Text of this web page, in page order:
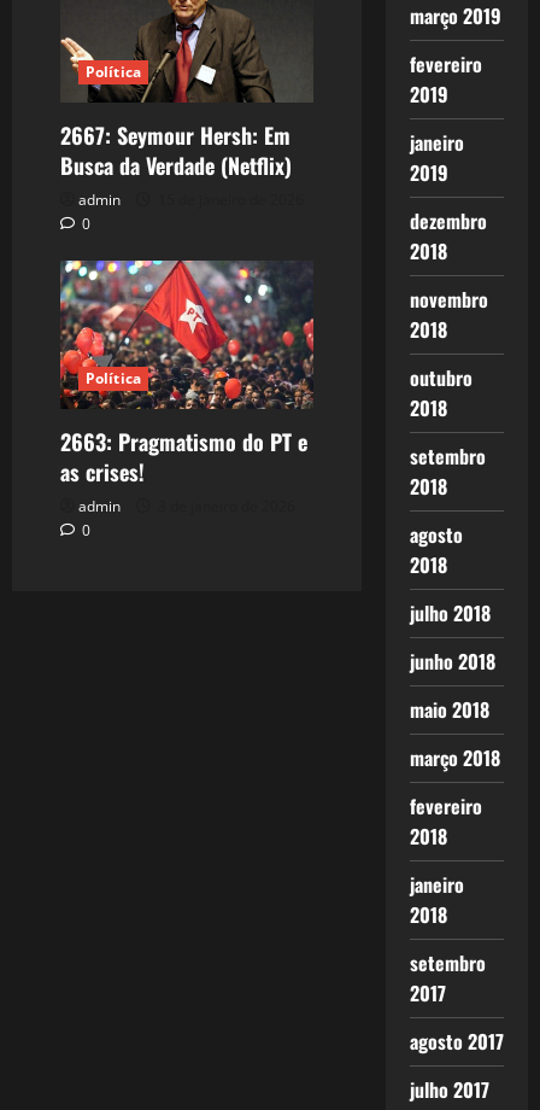
Política
2667: Seymour Hersh: Em
Busca da Verdade (Netflix)
admin
0
Política
2663: Pragmatismo do PT e
as crises!
admin
0
março 2019
fevereiro
2019
janeiro
2019
dezembro
2018
novembro
2018
outubro
2018
setembro
2018
agosto
2018
julho 2018
junho 2018
maio 2018
março 2018
fevereiro
2018
janeiro
2018
setembro
2017
agosto 2017
julho 2017